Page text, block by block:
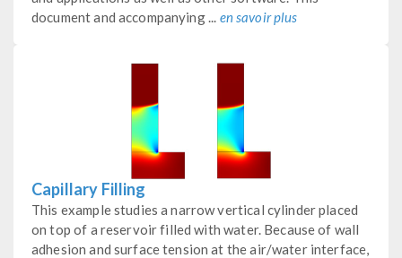
document and accompanying ... en savoir plus
Capillary Filling
This example studies a narrow vertical cylinder placed
on top of a reservoir filled with water. Because of wall
adhesion and surface tension at the air/water interface,